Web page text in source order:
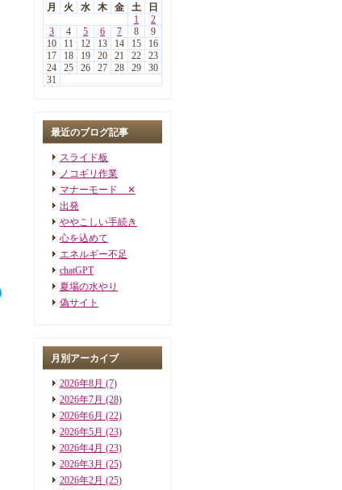
月
火 水 木 金 土
日
1
2
3
4 5 6 7 8
9
10
11 12 13 14 15
16
17
18 19 20 21 22
23
24
25 26 27 28 29
30
31
最近のブログ記事
スライド板
ノコギリ作業
マナーモード ✕
出発
ややこしい手続き
心を込めて
エネルギー不足
chatGPT
夏場の水やり
偽サイト
月別アーカイブ
2026年8月 (7)
2026年7月 (28)
2026年6月 (22)
2026年5月 (23)
2026年4月 (23)
2026年3月 (25)
2026年2月 (25)